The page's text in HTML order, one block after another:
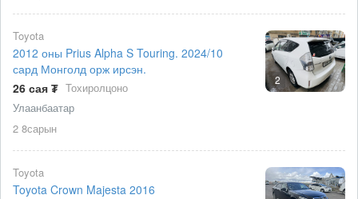
2
Toyota
2012 оны Prius Alpha S Touring. 2024/10
сард Монголд орж ирсэн.
26 сая ₮ Тохиролцоно
Улаанбаатар
2 8сарын
Toyota
Toyota Crown Majesta 2016